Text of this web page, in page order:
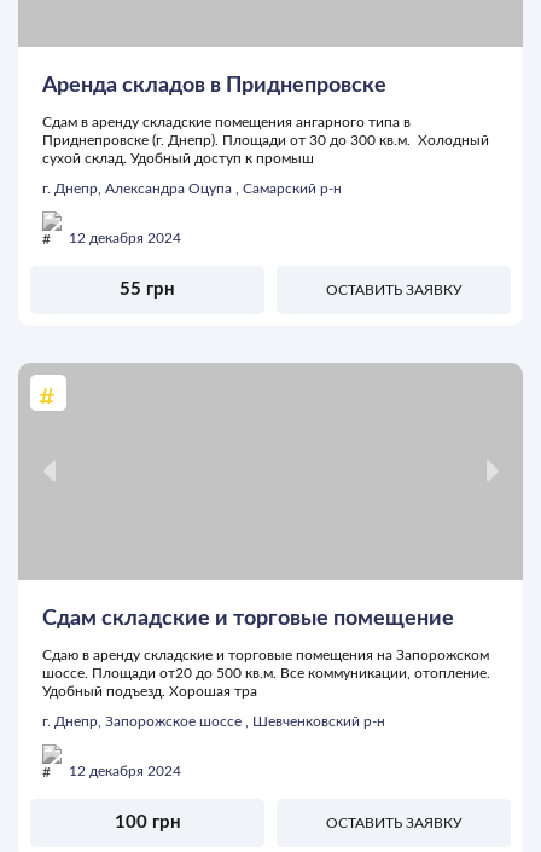
Аренда складов в Приднепровске
Сдам в аренду складские помещения ангарного типа в
Приднепровске (г. Днепр). Площади от 30 до 300 кв.м. Холодный
сухой склад. Удобный доступ к промыш
г. Днепр, Александра Оцупа , Самарский р-н
12 декабря 2024
55 грн ОСТАВИТЬ ЗАЯВКУ
Сдам складские и торговые помещение
Сдаю в аренду складские и торговые помещения на Запорожском
шоссе. Площади от20 до 500 кв.м. Все коммуникации, отопление.
Удобный подъезд. Хорошая тра
г. Днепр, Запорожское шоссе , Шевченковский р-н
12 декабря 2024
100 грн ОСТАВИТЬ ЗАЯВКУ